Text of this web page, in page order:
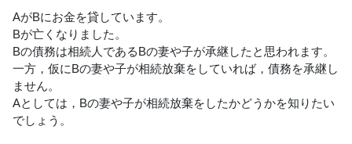
AがBにお金を貸しています。
Bが亡くなりました。
Bの債務は相続人であるBの妻や子が承継したと思われます。
一方，仮にBの妻や子が相続放棄をしていれば，債務を承継し
ません。
Aとしては，Bの妻や子が相続放棄をしたかどうかを知りたい
でしょう。